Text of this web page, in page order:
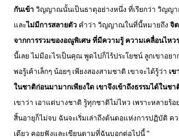
กันเข้า วิญญาณนั้นเป็นธาตุอย่างหนึ่ง ที่เรียกว่า วิญญ
และไม่มีการสลายตัว คำว่า วิญญาณในที่นี้หมายถึงจิ
จากการรวมของอณูพิเศษ ที่มีความรู้ ความเคลื่อนไหว
นี้เลย ไม่มีอะไรเป็นคุณ พูดไปก็ไร้ประโยชน์ ลูกเขาอยา
พอรู้เค้าเล็กๆ น้อยๆ เพียงสองสามชาติ เขาจะได้รู้ว่า เข
ในชาติก่อนมามากเพียงใด เขาจึงเข้าถึงธรรมได้ในชา
เขาว่า เอาแต่บางชาติ รู้ทุกชาติไม่ไหว เพราะหลายร้
สิ้นอายุก็ไม่จบ ฉันจะเริ่มเล่าถึงต้นตอแห่งการปฏิบัติ
เดียว คอยฟังและเขียนตามที่ฉันบอกต่อไปนี้ "